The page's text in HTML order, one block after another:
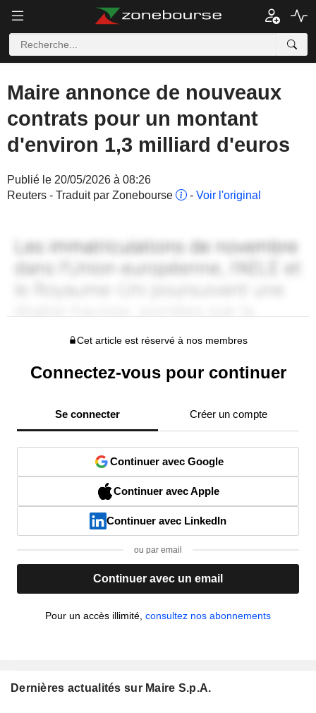
Maire annonce de nouveaux
contrats pour un montant
d'environ 1,3 milliard d'euros
Publié le 20/05/2026 à 08:26
Reuters - Traduit par Zonebourse
- Voir l'original
Cet article est réservé à nos membres
Connectez-vous pour continuer
Se connecter Créer un compte
Continuer avec Google
Continuer avec Apple
Continuer avec LinkedIn
ou par email
Continuer avec un email
Pour un accès illimité, consultez nos abonnements
Dernières actualités sur Maire S.p.A.